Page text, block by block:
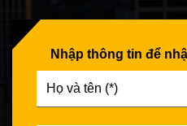
Nhập thông tin để